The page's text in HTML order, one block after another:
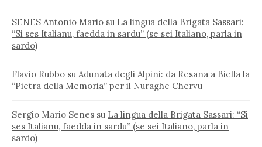
SENES Antonio Mario su La lingua della Brigata Sassari:
“Si ses Italianu, faedda in sardu” (se sei Italiano, parla in
sardo)
Flavio Rubbo su Adunata degli Alpini: da Resana a Biella la
“Pietra della Memoria” per il Nuraghe Chervu
Sergio Mario Senes su La lingua della Brigata Sassari: “Si
ses Italianu, faedda in sardu” (se sei Italiano, parla in
sardo)